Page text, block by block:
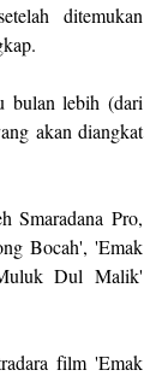
ditemukan
bulan lebih (dari
akan diangkat
Smaradana Pro,
Bocah', 'Emak
Dul Malik'
film 'Emak